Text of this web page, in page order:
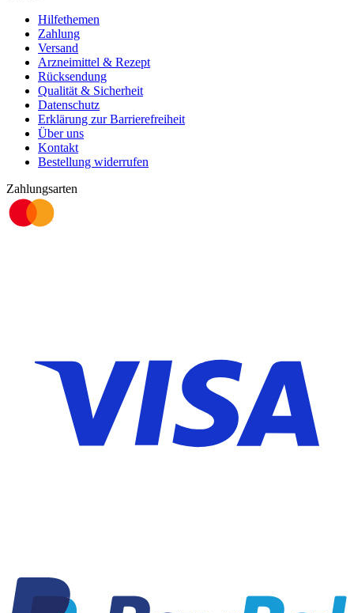
Hilfethemen
Zahlung
Versand
Arzneimittel & Rezept
Rücksendung
Qualität & Sicherheit
Datenschutz
Erklärung zur Barrierefreiheit
Über uns
Kontakt
Bestellung widerrufen
Zahlungsarten